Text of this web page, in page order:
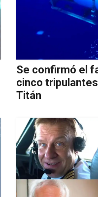
Se confirmó el
cinco
Titán